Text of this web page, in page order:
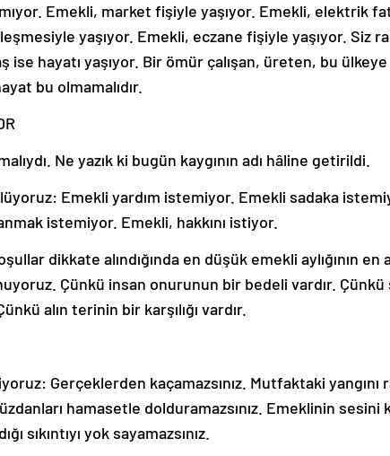
Emekli, market fişiyle yaşıyor. Emekli, elektrik
yaşıyor. Emekli, eczane fişiyle yaşıyor. Siz
ise hayatı yaşıyor. Bir ömür çalışan, üreten, bu
bu olmamalıdır.
Ne yazık ki bugün kaygının adı hâline getirildi.
Emekli yardım istemiyor. Emekli sadaka
istemiyor. Emekli, hakkını istiyor.
dikkate alındığında en düşük emekli aylığının en
Çünkü insan onurunun bir bedeli vardır.
alın terinin bir karşılığı vardır.
Gerçeklerden kaçamazsınız. Mutfaktaki yangını
hamasetle dolduramazsınız. Emeklinin sesini
sıkıntıyı yok sayamazsınız.